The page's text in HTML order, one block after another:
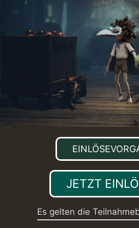
JETZT
Es gelten die